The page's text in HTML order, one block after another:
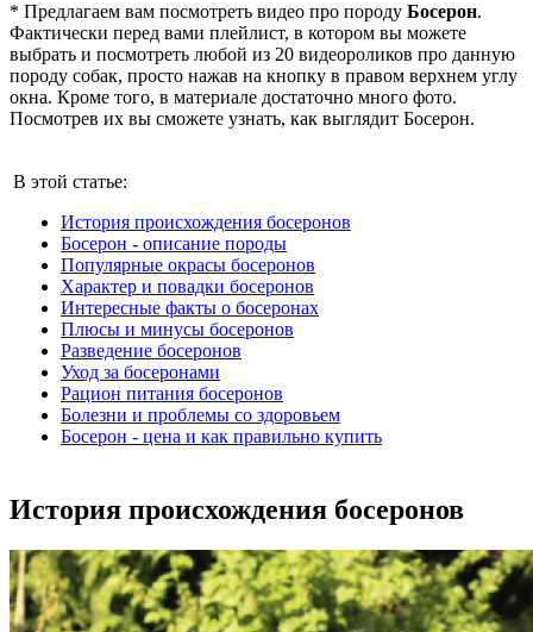
* Предлагаем вам посмотреть видео про породу Босерон.
Фактически перед вами плейлист, в котором вы можете
выбрать и посмотреть любой из 20 видеороликов про данную
породу собак, просто нажав на кнопку в правом верхнем углу
окна. Кроме того, в материале достаточно много фото.
Посмотрев их вы сможете узнать, как выглядит Босерон.
В этой статье:
История происхождения босеронов
Босерон - описание породы
Популярные окрасы босеронов
Характер и повадки босеронов
Интересные факты о босеронах
Плюсы и минусы босеронов
Разведение босеронов
Уход за босеронами
Рацион питания босеронов
Болезни и проблемы со здоровьем
Босерон - цена и как правильно купить
История происхождения босеронов